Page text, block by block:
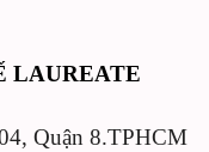
LAUREATE
Quận 8.TPHCM